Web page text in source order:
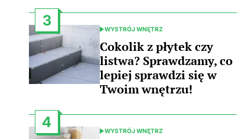
3
POSTED
IN
WYSTRÓJ WNĘTRZ
Cokolik z płytek czy
listwa? Sprawdzamy, co
lepiej sprawdzi się w
Twoim wnętrzu!
4
POSTED
WYSTRÓJ WNĘTRZ